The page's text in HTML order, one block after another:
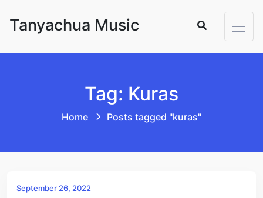
Tanyachua Music
Tag: Kuras
Home Posts tagged "kuras"
September 26, 2022